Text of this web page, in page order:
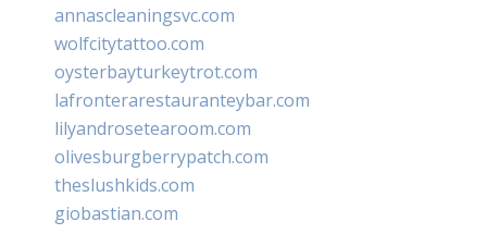
annascleaningsvc.com
wolfcitytattoo.com
oysterbayturkeytrot.com
lafronterarestauranteybar.com
lilyandrosetearoom.com
olivesburgberrypatch.com
theslushkids.com
giobastian.com